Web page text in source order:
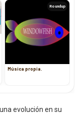
Roundup
Música propia.
evolución en su